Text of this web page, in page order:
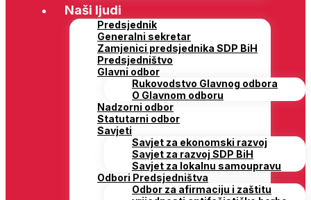
Naši ljudi
Predsjednik
Generalni sekretar
Zamjenici predsjednika SDP BiH
Predsjedništvo
Glavni odbor
Rukovodstvo Glavnog odbora
O Glavnom odboru
Nadzorni odbor
Statutarni odbor
Savjeti
Savjet za ekonomski razvoj
Savjet za razvoj SDP BiH
Savjet za lokalnu samoupravu
Odbori Predsjedništva
Odbor za afirmaciju i zaštitu